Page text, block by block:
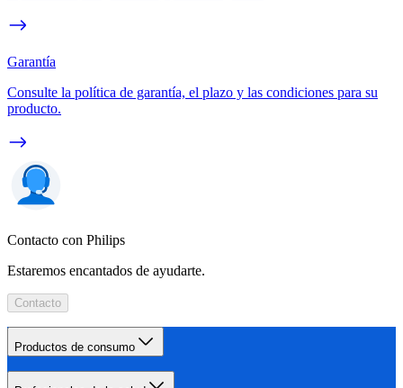
Garantía
Consulte la política de garantía, el plazo y las condiciones para su
producto.
Contacto con Philips
Estaremos encantados de ayudarte.
Contacto
Productos de consumo